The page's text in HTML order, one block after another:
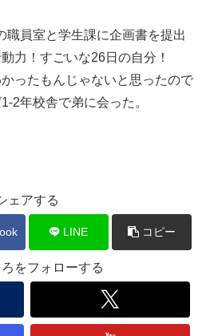
職員室と学生課に企画書を提出
力！すごいな26日の自分！
ったもんじゃないと思ったので
2年校舎で弟に会った。
ェアする
LINE コピー
をフォローする